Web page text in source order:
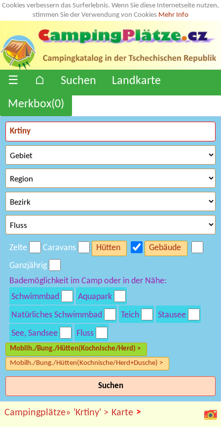
Cookies verbessern das Surferlebnis. Wenn Sie diese Internetseite nutzen,
stimmen Sie der Verwendung von Cookies Mehr Info
☰ ⌂ Suchen
Landkarte
Merkbox(0)
Zelte Caravans Hütten
Gebäude
Ganzjährig
Bademöglichkeit im Camp oder in der Nähe:
Schwimmbad
Aquapark
Natürliches Schwimmbad
Teich
Stausee
See, Sandsee
Fluss
Mobilh./Bung./Hütten(Kochnische/Herd) >
Mobilh./Bung./Hütten(Kochnische/Herd+Dusche) >
Suchen
Campingplätze» 'Krtiny' > Karte >